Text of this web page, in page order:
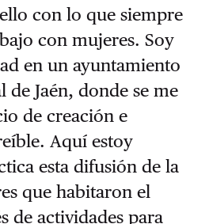
con lo que siempre
con mujeres. Soy
en un ayuntamiento
de Jaén, donde se me
de creación e
Aquí estoy
esta difusión de la
que habitaron el
de actividades para